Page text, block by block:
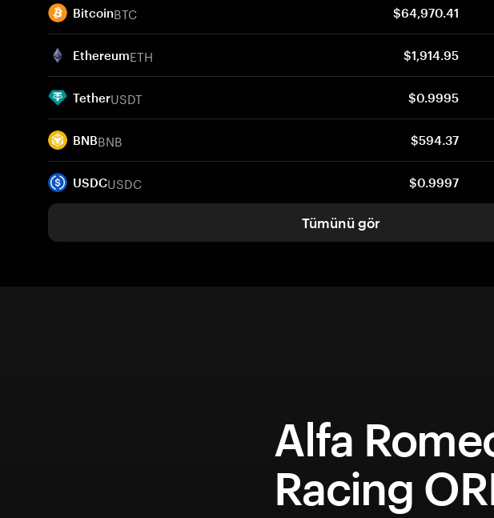
BitcoinBTC $64,970.41
EthereumETH $1,914.95
TetherUSDT $0.9995
BNBBNB $594.37
USDCUSDC $0.9997
Tümünü gör
Alfa
Racing